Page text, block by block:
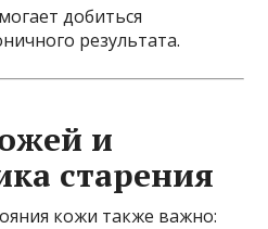
добиться
результата.
и
старения
кожи также важно: